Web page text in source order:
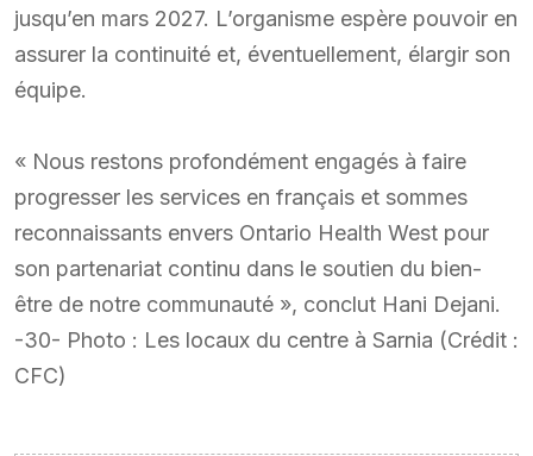
jusqu’en mars 2027. L’organisme espère pouvoir en
assurer la continuité et, éventuellement, élargir son
équipe.
« Nous restons profondément engagés à faire
progresser les services en français et sommes
reconnaissants envers Ontario Health West pour
son partenariat continu dans le soutien du bien-
être de notre communauté », conclut Hani Dejani.
-30- Photo : Les locaux du centre à Sarnia (Crédit :
CFC)